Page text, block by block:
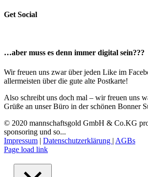
Get Social
…aber muss es denn immer digital sein???
Wir freuen uns zwar über jeden Like im
allermeisten über die gute alte Postkarte!
Also schreibt uns doch mal – wir freuen uns
Grüße an unser Büro in der schönen Bonner
© 2020 mannschaftsgold GmbH & Co.KG
sponsoring und so...
Impressum | Datenschutzerklärung | AGBs
Facebook
Instagram
LinkedIn
E-
Page load link